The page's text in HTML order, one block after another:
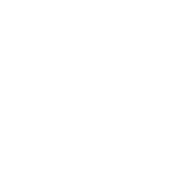
của người phụ nữ biết cân bằng
vốn có.
ở thần thái đầy chiều sâu. Ánh mắt
những chuyển động nhẹ nhàng
Si trở thành tâm điểm trong từng